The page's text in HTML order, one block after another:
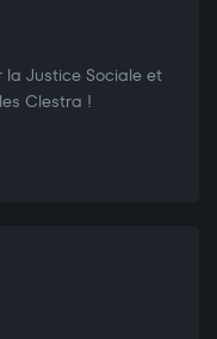
la Justice Sociale et
Clestra !